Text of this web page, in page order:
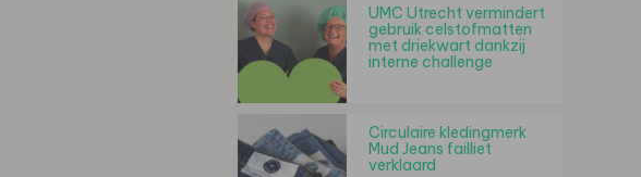
UMC Utrecht vermindert
gebruik celstofmatten
met driekwart dankzij
interne challenge
Circulaire kledingmerk
Mud Jeans failliet
verklaard